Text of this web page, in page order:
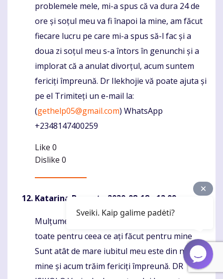
problemele mele, mi-a spus că va dura 24 de
ore și soțul meu va fi înapoi la mine, am făcut
fiecare lucru pe care mi-a spus să-l fac și a
doua zi soțul meu s-a întors în genunchi și a
implorat că a anulat divorțul, acum suntem
fericiți împreună. Dr Ilekhojie vă poate ajuta și
pe el Trimiteți un e-mail la:
(gethelp05@gmail.com) WhatsApp
+2348147400259
Like 0
Dislike 0
Katarina Bennet - 2020-08-18 - 12:09
Komentaras
Mulțumesc DR ISIKOLO cel mai mare dintre
toate pentru ceea ce ați făcut pentru mine
Sunt atât de mare iubitul meu este din nou la
mine și acum trăim fericiți împreună. DR
Sveiki. Kaip galime padėti?